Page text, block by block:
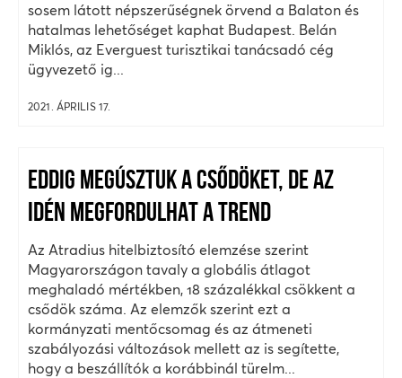
sosem látott népszerűségnek örvend a Balaton és
hatalmas lehetőséget kaphat Budapest. Belán
Miklós, az Everguest turisztikai tanácsadó cég
ügyvezető ig...
2021. ÁPRILIS 17.
EDDIG MEGÚSZTUK A CSŐDÖKET, DE AZ
IDÉN MEGFORDULHAT A TREND
Az Atradius hitelbiztosító elemzése szerint
Magyarországon tavaly a globális átlagot
meghaladó mértékben, 18 százalékkal csökkent a
csődök száma. Az elemzők szerint ezt a
kormányzati mentőcsomag és az átmeneti
szabályozási változások mellett az is segítette,
hogy a beszállítók a korábbinál türelm...